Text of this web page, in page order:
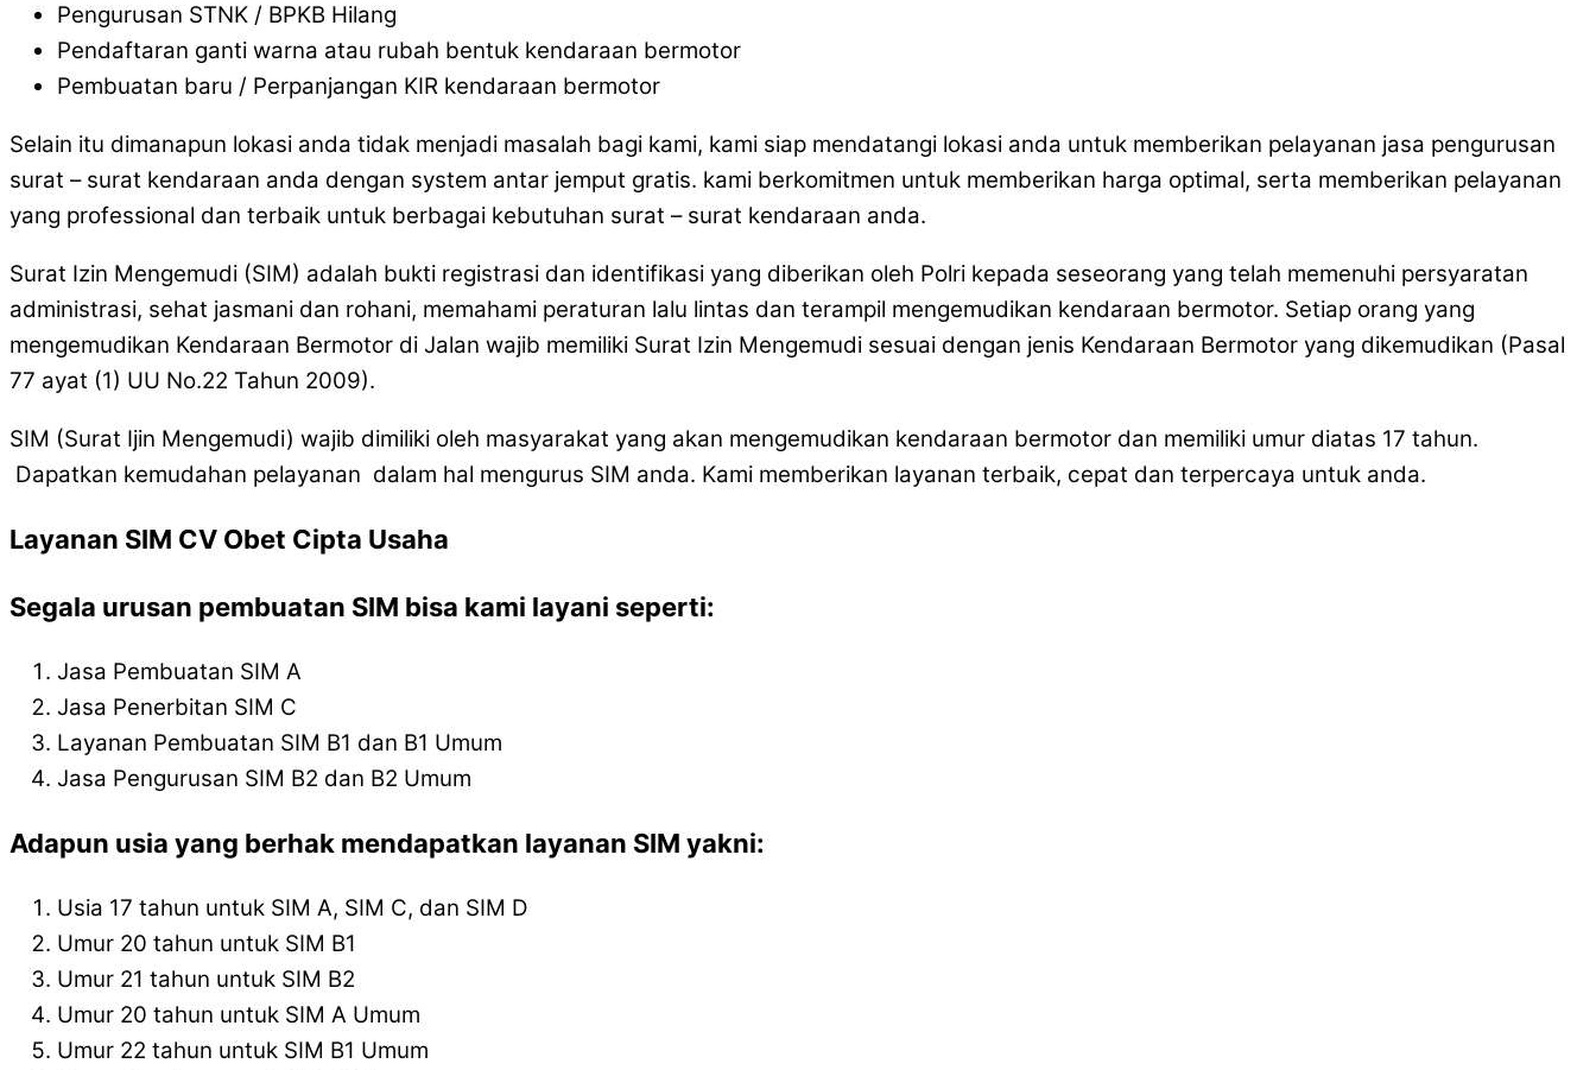
Pengurusan STNK / BPKB Hilang
Pendaftaran ganti warna atau rubah bentuk kendaraan bermotor
Pembuatan baru / Perpanjangan KIR kendaraan bermotor
Selain itu dimanapun lokasi anda tidak menjadi masalah bagi kami, kami siap mendatangi lokasi anda untuk memberikan pelayanan jasa pengurusan
surat – surat kendaraan anda dengan system antar jemput gratis. kami berkomitmen untuk memberikan harga optimal, serta memberikan pelayanan
yang professional dan terbaik untuk berbagai kebutuhan surat – surat kendaraan anda.
Surat Izin Mengemudi (SIM) adalah bukti registrasi dan identifikasi yang diberikan oleh Polri kepada seseorang yang telah memenuhi persyaratan
administrasi, sehat jasmani dan rohani, memahami peraturan lalu lintas dan terampil mengemudikan kendaraan bermotor. Setiap orang yang
mengemudikan Kendaraan Bermotor di Jalan wajib memiliki Surat Izin Mengemudi sesuai dengan jenis Kendaraan Bermotor yang dikemudikan (Pasal
77 ayat (1) UU No.22 Tahun 2009).
SIM (Surat Ijin Mengemudi) wajib dimiliki oleh masyarakat yang akan mengemudikan kendaraan bermotor dan memiliki umur diatas 17 tahun.
Dapatkan kemudahan pelayanan dalam hal mengurus SIM anda. Kami memberikan layanan terbaik, cepat dan terpercaya untuk anda.
Layanan SIM CV Obet Cipta Usaha
Segala urusan pembuatan SIM bisa kami layani seperti:
Jasa Pembuatan SIM A
Jasa Penerbitan SIM C
Layanan Pembuatan SIM B1 dan B1 Umum
Jasa Pengurusan SIM B2 dan B2 Umum
Adapun usia yang berhak mendapatkan layanan SIM yakni:
Usia 17 tahun untuk SIM A, SIM C, dan SIM D
Umur 20 tahun untuk SIM B1
Umur 21 tahun untuk SIM B2
Umur 20 tahun untuk SIM A Umum
Umur 22 tahun untuk SIM B1 Umum